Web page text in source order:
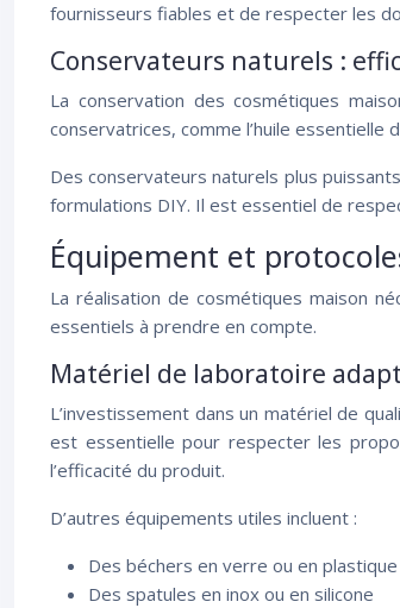
fournisseurs fiables et de respecter les
Conservateurs naturels :
La conservation des cosmétiques
conservatrices, comme l’huile
Des conservateurs naturels plus
formulations DIY. Il est essentiel de
Équipement et
La réalisation de cosmétiques maison
essentiels à prendre en compte.
Matériel de laboratoire
L’investissement dans un matériel de
est essentielle pour respecter les
l’efficacité du produit.
D’autres équipements utiles incluent :
Des béchers en verre ou en
Des spatules en inox ou en silicone